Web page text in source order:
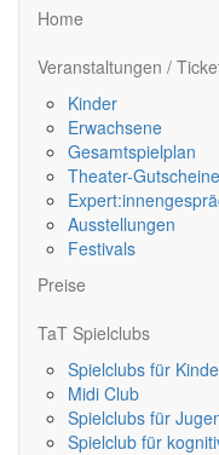
Home
Veranstaltungen /
Kinder
Erwachsene
Gesamtspielplan
Theater-Gutscheine
Ausstellungen
Festivals
Preise
TaT Spielclubs
Spielclubs für
Midi Club
Spielclubs für
Spielclub für